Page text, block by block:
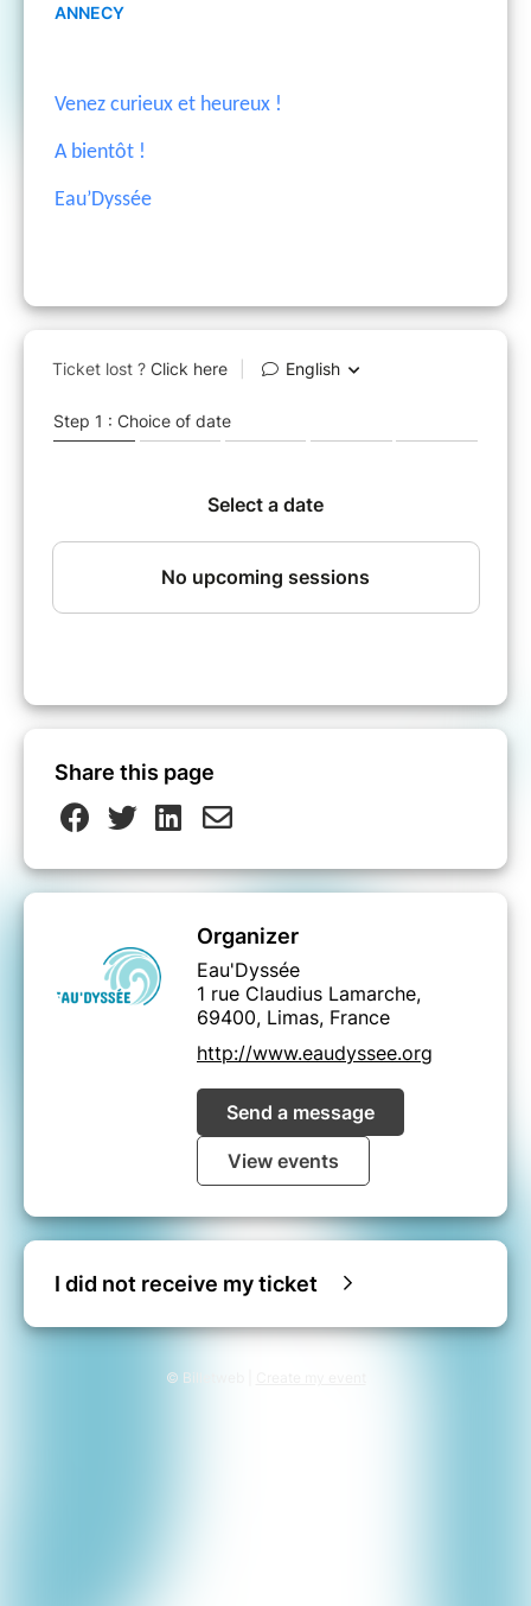
ANNECY
Venez curieux et heureux !
A bientôt !
Eau’Dyssée
Share this page
Organizer
Eau'Dyssée
1 rue Claudius Lamarche,
69400, Limas, France
http://www.eaudyssee.org
Send a message
View events
I did not receive my ticket
© Billetweb |